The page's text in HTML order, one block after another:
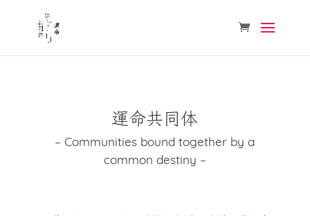
運命共同体
– Communities bound together by a
common destiny –